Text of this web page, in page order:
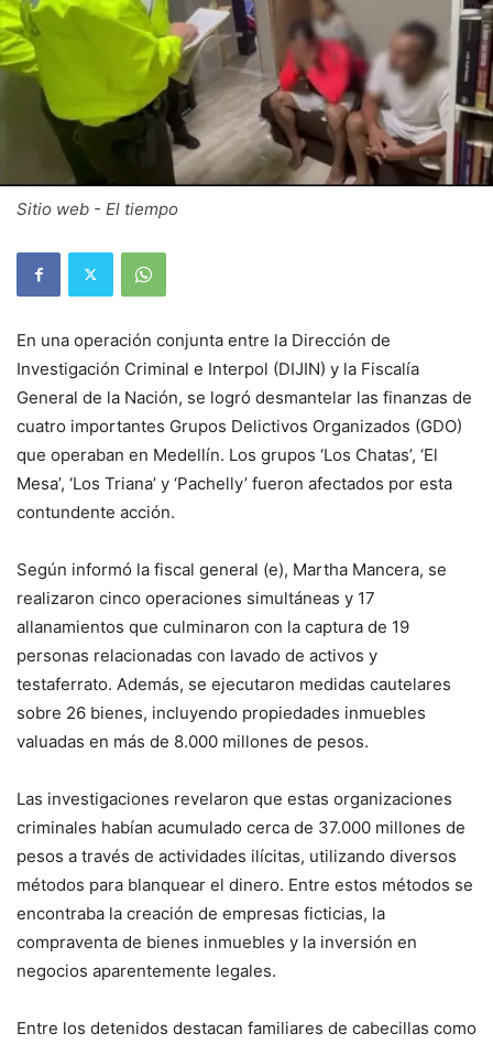
Sitio web - El tiempo
En una operación conjunta entre la Dirección de
Investigación Criminal e Interpol (DIJIN) y la Fiscalía
General de la Nación, se logró desmantelar las finanzas de
cuatro importantes Grupos Delictivos Organizados (GDO)
que operaban en Medellín. Los grupos ‘Los Chatas’, ‘El
Mesa’, ‘Los Triana’ y ‘Pachelly’ fueron afectados por esta
contundente acción.
Según informó la fiscal general (e), Martha Mancera, se
realizaron cinco operaciones simultáneas y 17
allanamientos que culminaron con la captura de 19
personas relacionadas con lavado de activos y
testaferrato. Además, se ejecutaron medidas cautelares
sobre 26 bienes, incluyendo propiedades inmuebles
valuadas en más de 8.000 millones de pesos.
Las investigaciones revelaron que estas organizaciones
criminales habían acumulado cerca de 37.000 millones de
pesos a través de actividades ilícitas, utilizando diversos
métodos para blanquear el dinero. Entre estos métodos se
encontraba la creación de empresas ficticias, la
compraventa de bienes inmuebles y la inversión en
negocios aparentemente legales.
Entre los detenidos destacan familiares de cabecillas como